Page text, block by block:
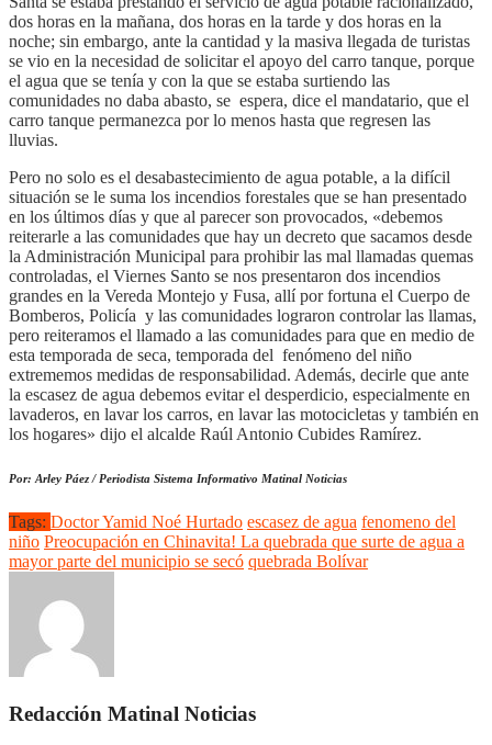
dos horas en la mañana, dos horas en la tarde y dos horas en la
noche; sin embargo, ante la cantidad y la masiva llegada de turistas
se vio en la necesidad de solicitar el apoyo del carro tanque, porque
el agua que se tenía y con la que se estaba surtiendo las
comunidades no daba abasto, se espera, dice el mandatario, que el
carro tanque permanezca por lo menos hasta que regresen las
lluvias.
Pero no solo es el desabastecimiento de agua potable, a la difícil
situación se le suma los incendios forestales que se han presentado
en los últimos días y que al parecer son provocados, «debemos
reiterarle a las comunidades que hay un decreto que sacamos desde
la Administración Municipal para prohibir las mal llamadas quemas
controladas, el Viernes Santo se nos presentaron dos incendios
grandes en la Vereda Montejo y Fusa, allí por fortuna el Cuerpo de
Bomberos, Policía y las comunidades lograron controlar las llamas,
pero reiteramos el llamado a las comunidades para que en medio de
esta temporada de seca, temporada del fenómeno del niño
extrememos medidas de responsabilidad. Además, decirle que ante
la escasez de agua debemos evitar el desperdicio, especialmente en
lavaderos, en lavar los carros, en lavar las motocicletas y también en
los hogares» dijo el alcalde Raúl Antonio Cubides Ramírez.
Por: Arley Páez / Periodista Sistema Informativo Matinal Noticias
Tags: Doctor Yamid Noé Hurtado escasez de agua fenomeno del
niño Preocupación en Chinavita! La quebrada que surte de agua a
mayor parte del municipio se secó quebrada Bolívar
Redacción Matinal Noticias